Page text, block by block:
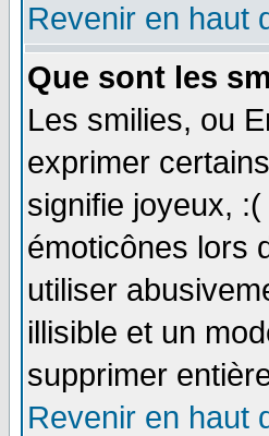
Revenir en haut
Que sont les
Les smilies, ou
exprimer
signifie joyeux,
émoticônes lors
utiliser
illisible et un
supprimer
Revenir en haut